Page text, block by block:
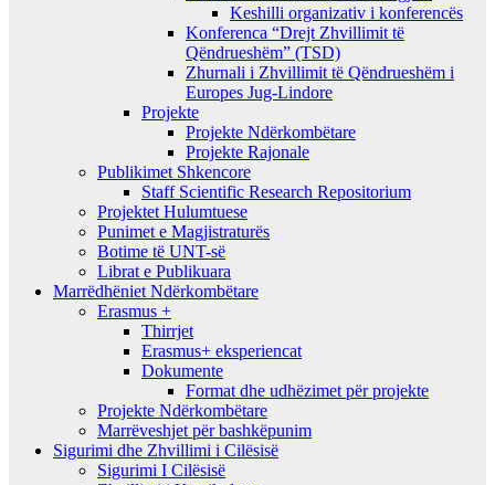
Keshilli organizativ i konferencës
Konferenca “Drejt Zhvillimit të
Qëndrueshëm” (TSD)
Zhurnali i Zhvillimit të Qëndrueshëm i
Europes Jug-Lindore
Projekte
Projekte Ndërkombëtare
Projekte Rajonale
Publikimet Shkencore
Staff Scientific Research Repositorium
Projektet Hulumtuese
Punimet e Magjistraturës
Botime të UNT-së
Librat e Publikuara
Marrëdhëniet Ndërkombëtare
Erasmus +
Thirrjet
Erasmus+ eksperiencat
Dokumente
Format dhe udhëzimet për projekte
Projekte Ndërkombëtare
Marrëveshjet për bashkëpunim
Sigurimi dhe Zhvillimi i Cilësisë
Sigurimi I Cilësisë